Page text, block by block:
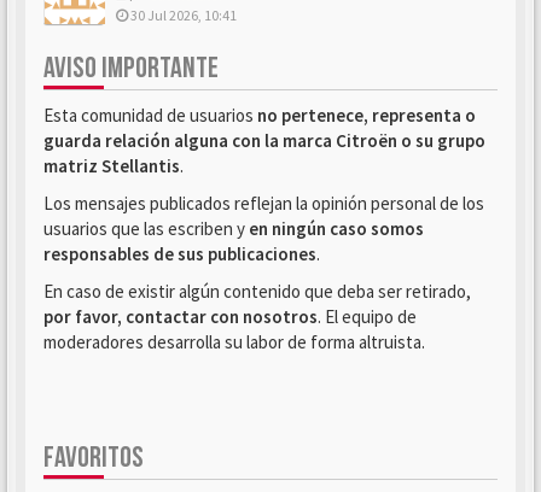
30 Jul 2026, 10:41
AVISO IMPORTANTE
Esta comunidad de usuarios no pertenece, representa o
guarda relación alguna con la marca Citroën o su grupo
matriz Stellantis.
Los mensajes publicados reflejan la opinión personal de los
usuarios que las escriben y en ningún caso somos
responsables de sus publicaciones.
En caso de existir algún contenido que deba ser retirado,
por favor, contactar con nosotros. El equipo de
moderadores desarrolla su labor de forma altruista.
FAVORITOS